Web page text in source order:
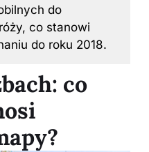
do
co stanowi
do roku 2018.
co